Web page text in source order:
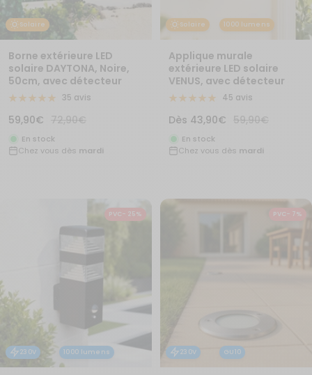
Solaire
Borne extérieure LED
solaire DAYTONA, Noire,
50cm, avec détecteur
35 avis
Prix
de
vente
59,90€
Prix
normal
72,90€
En stock
Chez vous dès mardi
Solaire 1000 lumens
Applique murale
extérieure LED solaire
VENUS, avec détecteur
45 avis
Prix
de
vente
Dès 43,90€ Prix
59,90€
En stock
Chez vous dès mardi
230V 1000 lumens
PVC- 25%
230V GU10
PVC- 7%